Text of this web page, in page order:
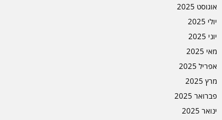
אוגוסט 2025
יולי 2025
יוני 2025
מאי 2025
אפריל 2025
מרץ 2025
פברואר 2025
ינואר 2025